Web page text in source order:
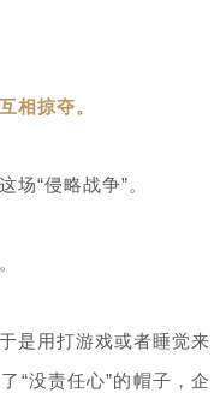
相掠夺。
“侵略战争”。
是用打游戏或者睡觉来
“没责任心”的帽子，企